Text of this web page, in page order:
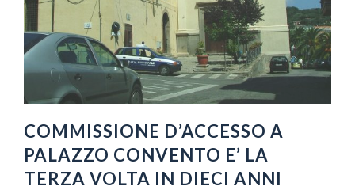
COMMISSIONE D’ACCESSO A
PALAZZO CONVENTO E’ LA
TERZA VOLTA IN DIECI ANNI